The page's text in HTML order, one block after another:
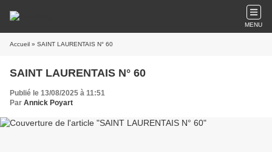
MENU
Accueil » SAINT LAURENTAIS N° 60
SAINT LAURENTAIS N° 60
Publié le 13/08/2025 à 11:51
Par Annick Poyart